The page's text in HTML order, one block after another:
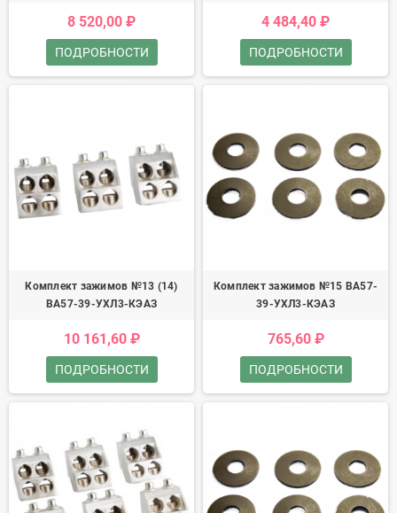
8 520,00 ₽
ПОДРОБНОСТИ
4 484,40 ₽
ПОДРОБНОСТИ
Комплект зажимов №13 (14)
ВА57-39-УХЛ3-КЭАЗ
10 161,60 ₽
ПОДРОБНОСТИ
Комплект зажимов №15 ВА57-
39-УХЛ3-КЭАЗ
765,60 ₽
ПОДРОБНОСТИ